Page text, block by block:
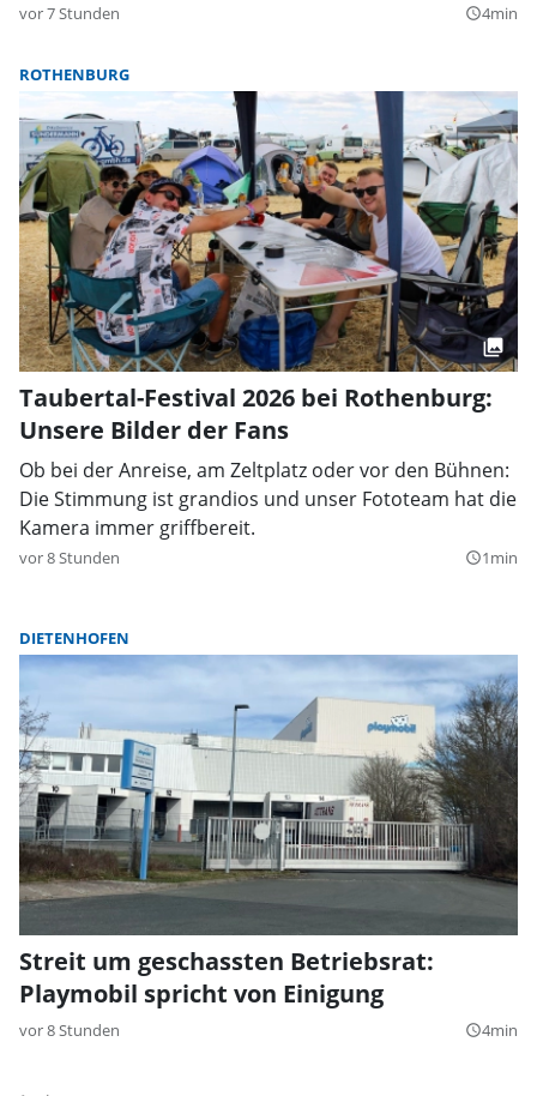
vor 7 Stunden query_builder4min
ROTHENBURG
Taubertal-Festival 2026 bei Rothenburg:
Unsere Bilder der Fans
Ob bei der Anreise, am Zeltplatz oder vor den Bühnen:
Die Stimmung ist grandios und unser Fototeam hat die
Kamera immer griffbereit.
vor 8 Stunden query_builder1min
DIETENHOFEN
Streit um geschassten Betriebsrat:
Playmobil spricht von Einigung
vor 8 Stunden query_builder4min